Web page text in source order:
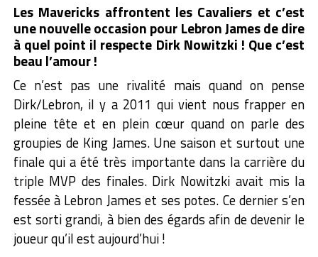
Les Mavericks affrontent les Cavaliers et c’est
une nouvelle occasion pour Lebron James de dire
à quel point il respecte Dirk Nowitzki ! Que c’est
beau l’amour !
Ce n’est pas une rivalité mais quand on pense
Dirk/Lebron, il y a 2011 qui vient nous frapper en
pleine tête et en plein cœur quand on parle des
groupies de King James. Une saison et surtout une
finale qui a été très importante dans la carrière du
triple MVP des finales. Dirk Nowitzki avait mis la
fessée à Lebron James et ses potes. Ce dernier s’en
est sorti grandi, à bien des égards afin de devenir le
joueur qu’il est aujourd’hui !